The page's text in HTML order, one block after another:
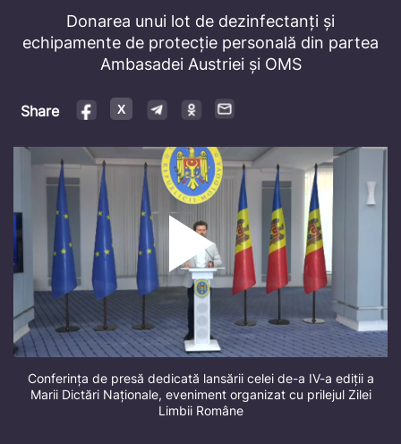
Donarea unui lot de dezinfectanți și
echipamente de protecție personală din partea
Ambasadei Austriei și OMS
Share
Conferința de presă dedicată lansării celei de-a IV-a ediții a
Marii Dictări Naționale, eveniment organizat cu prilejul Zilei
Limbii Române